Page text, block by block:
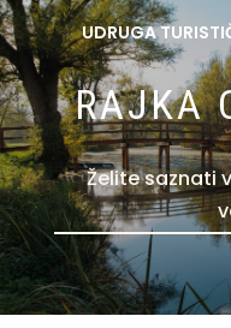
UDRUGA
RAJKA
Želite saznati